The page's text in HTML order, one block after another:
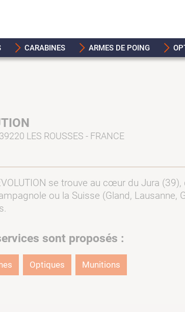
CARABINES ARMES DE POING
LES ROUSSES - FRANCE
se trouve au cœur du Jura
ou la Suisse (Gland,
sont proposés :
Optiques Munitions